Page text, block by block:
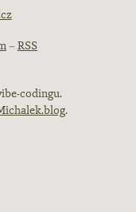
–RSS
codingu.
.